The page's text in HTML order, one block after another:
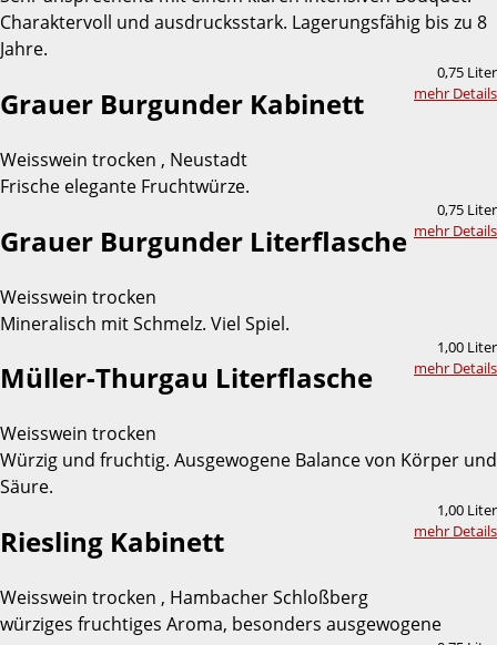
Charaktervoll und ausdrucksstark. Lagerungsfähig bis zu 8
Jahre.
0,75 Liter
mehr Details
Grauer Burgunder Kabinett
Weisswein trocken , Neustadt
Frische elegante Fruchtwürze.
0,75 Liter
mehr Details
Grauer Burgunder Literflasche
Weisswein trocken
Mineralisch mit Schmelz. Viel Spiel.
1,00 Liter
mehr Details
Müller-Thurgau Literflasche
Weisswein trocken
Würzig und fruchtig. Ausgewogene Balance von Körper und
Säure.
1,00 Liter
mehr Details
Riesling Kabinett
Weisswein trocken , Hambacher Schloßberg
würziges fruchtiges Aroma, besonders ausgewogene